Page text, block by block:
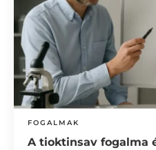
FOGALMAK
A tioktinsav fogalma